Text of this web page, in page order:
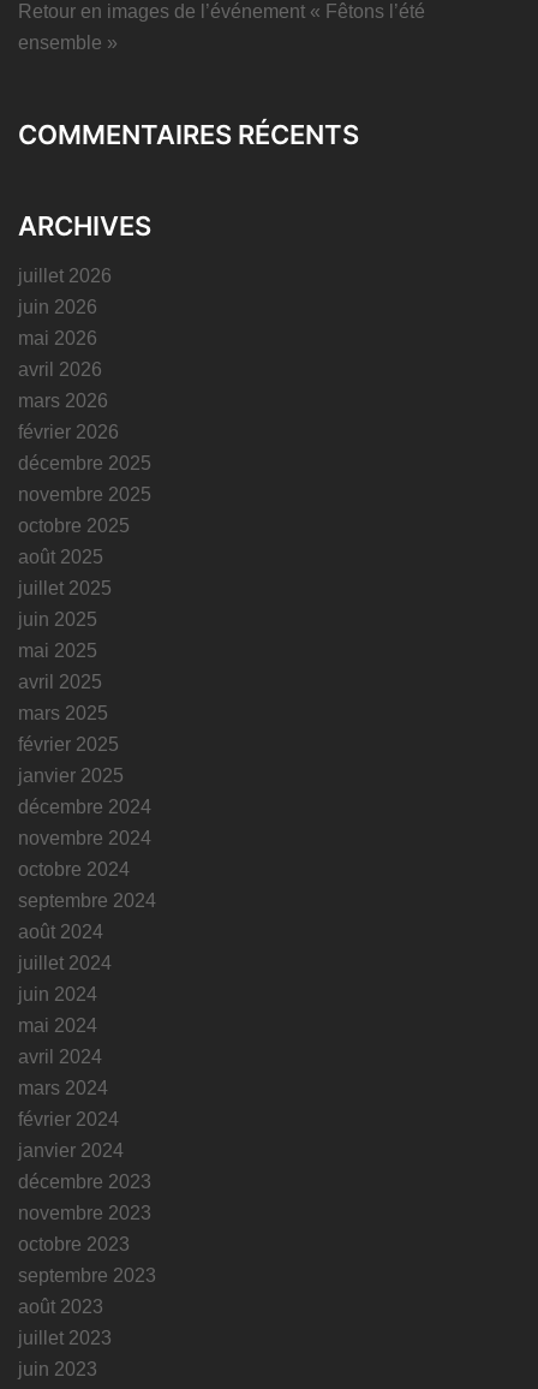
Retour en images de l’événement « Fêtons l’été
ensemble »
COMMENTAIRES RÉCENTS
ARCHIVES
juillet 2026
juin 2026
mai 2026
avril 2026
mars 2026
février 2026
décembre 2025
novembre 2025
octobre 2025
août 2025
juillet 2025
juin 2025
mai 2025
avril 2025
mars 2025
février 2025
janvier 2025
décembre 2024
novembre 2024
octobre 2024
septembre 2024
août 2024
juillet 2024
juin 2024
mai 2024
avril 2024
mars 2024
février 2024
janvier 2024
décembre 2023
novembre 2023
octobre 2023
septembre 2023
août 2023
juillet 2023
juin 2023